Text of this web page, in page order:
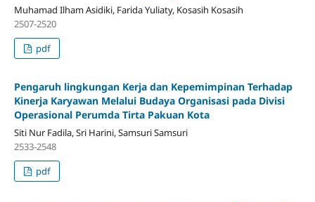
Muhamad Ilham Asidiki, Farida Yuliaty, Kosasih Kosasih
2507-2520
pdf
Pengaruh lingkungan Kerja dan Kepemimpinan Terhadap
Kinerja Karyawan Melalui Budaya Organisasi pada Divisi
Operasional Perumda Tirta Pakuan Kota
Siti Nur Fadila, Sri Harini, Samsuri Samsuri
2533-2548
pdf